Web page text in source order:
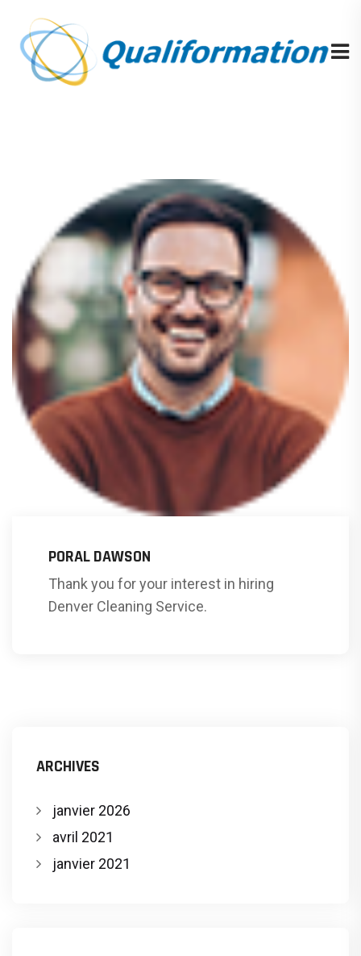
PORAL DAWSON
Thank you for your interest in hiring
Denver Cleaning Service.
ARCHIVES
janvier 2026
avril 2021
janvier 2021